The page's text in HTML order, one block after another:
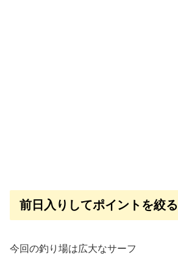
前日入りしてポイントを絞る
今回の釣り場は広大なサーフ